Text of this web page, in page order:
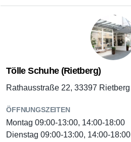
Tölle Schuhe (Rietberg)
Rathausstraße 22, 33397 Rietberg
ÖFFNUNGSZEITEN
Montag 09:00-13:00, 14:00-18:00
Dienstag 09:00-13:00, 14:00-18:00